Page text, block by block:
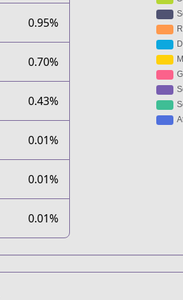
0.95%
0.70%
0.43%
0.01%
0.01%
0.01%